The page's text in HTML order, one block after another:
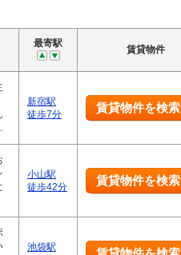
最寄駅
賃貸物件
新宿駅
徒歩7分
賃貸物件を検索
小山駅
徒歩42分
賃貸物件を検索
池袋駅